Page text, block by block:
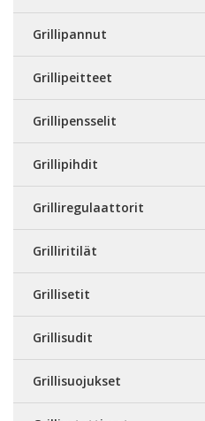
Grillipannut
Grillipeitteet
Grillipensselit
Grillipihdit
Grilliregulaattorit
Grilliritilät
Grillisetit
Grillisudit
Grillisuojukset